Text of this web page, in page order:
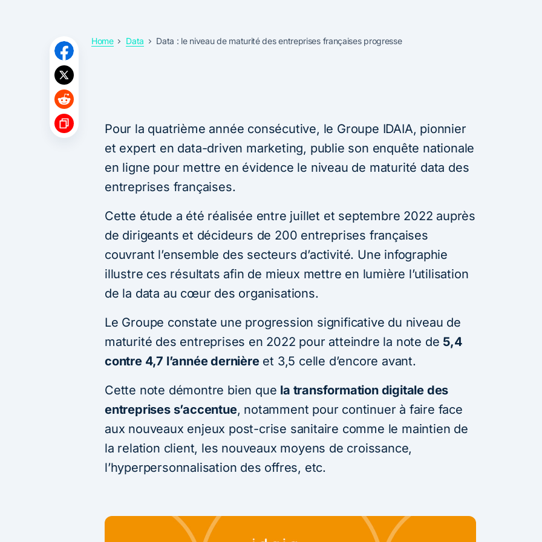
Home Data Data : le niveau de maturité des entreprises françaises progresse
Pour la quatrième année consécutive, le Groupe IDAIA, pionnier
et expert en data-driven marketing, publie son enquête nationale
en ligne pour mettre en évidence le niveau de maturité data des
entreprises françaises.
Cette étude a été réalisée entre juillet et septembre 2022 auprès
de dirigeants et décideurs de 200 entreprises françaises
couvrant l’ensemble des secteurs d’activité. Une infographie
illustre ces résultats afin de mieux mettre en lumière l’utilisation
de la data au cœur des organisations.
Le Groupe constate une progression significative du niveau de
maturité des entreprises en 2022 pour atteindre la note de 5,4
contre 4,7 l’année dernièreet 3,5 celle d’encore avant.
Cette note démontre bien que la transformation digitale des
entreprises s’accentue, notamment pour continuer à faire face
aux nouveaux enjeux post-crise sanitaire comme le maintien de
la relation client, les nouveaux moyens de croissance,
l’hyperpersonnalisation des offres, etc.